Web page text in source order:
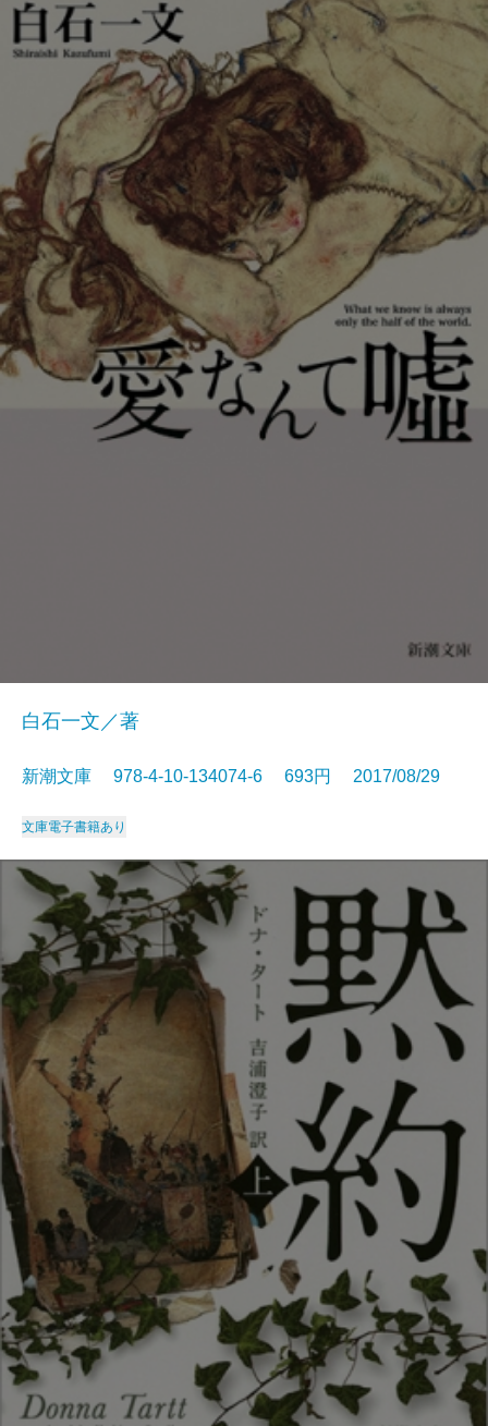
白石一文／著
新潮文庫 978-4-10-134074-6 693円 2017/08/29
文庫電子書籍あり